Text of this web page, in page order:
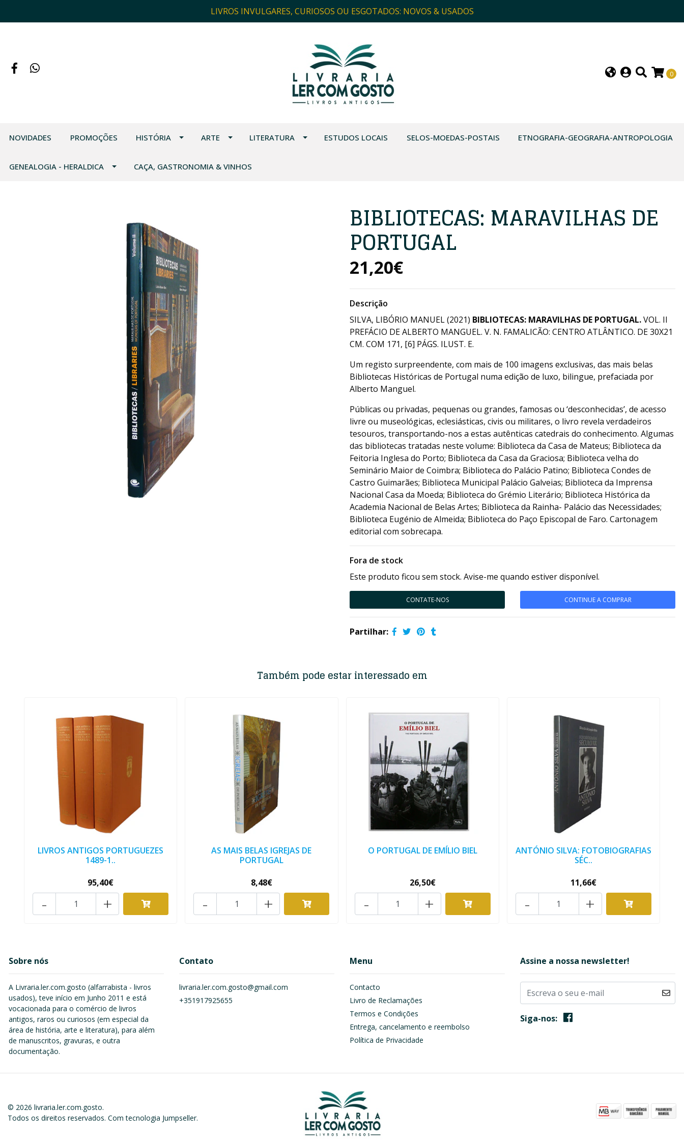
LIVROS INVULGARES, CURIOSOS OU ESGOTADOS: NOVOS & USADOS
0
NOVIDADES PROMOÇÕES HISTÓRIA ARTE LITERATURA ESTUDOS LOCAIS SELOS-MOEDAS-POSTAIS ETNOGRAFIA-GEOGRAFIA-ANTROPOLOGIA
GENEALOGIA - HERALDICA CAÇA, GASTRONOMIA & VINHOS
BIBLIOTECAS: MARAVILHAS DE
PORTUGAL
21,20€
Descrição
SILVA, LIBÓRIO MANUEL (2021) BIBLIOTECAS: MARAVILHAS DE PORTUGAL.VOL. II
PREFÁCIO DE ALBERTO MANGUEL. V. N. FAMALICÃO: CENTRO ATLÂNTICO. DE 30X21
CM. COM 171, [6] PÁGS. ILUST. E.
Um registo surpreendente, com mais de 100 imagens exclusivas, das mais belas
Bibliotecas Históricas de Portugal numa edição de luxo, bilingue, prefaciada por
Alberto Manguel.
Públicas ou privadas, pequenas ou grandes, famosas ou ‘desconhecidas’, de acesso
livre ou museológicas, eclesiásticas, civis ou militares, o livro revela verdadeiros
tesouros, transportando-nos a estas autênticas catedrais do conhecimento. Algumas
das bibliotecas tratadas neste volume: Biblioteca da Casa de Mateus; Biblioteca da
Feitoria Inglesa do Porto; Biblioteca da Casa da Graciosa; Biblioteca velha do
Seminário Maior de Coimbra; Biblioteca do Palácio Patino; Biblioteca Condes de
Castro Guimarães; Biblioteca Municipal Palácio Galveias; Biblioteca da Imprensa
Nacional Casa da Moeda; Biblioteca do Grémio Literário; Biblioteca Histórica da
Academia Nacional de Belas Artes; Biblioteca da Rainha- Palácio das Necessidades;
Biblioteca Eugénio de Almeida; Biblioteca do Paço Episcopal de Faro. Cartonagem
editorial com sobrecapa.
Fora de stock
Este produto ficou sem stock. Avise-me quando estiver disponível.
CONTATE-NOS CONTINUE A COMPRAR
Partilhar:
Também pode estar interessado em
LIVROS ANTIGOS PORTUGUEZES
1489-1..
95,40€
+
-
AS MAIS BELAS IGREJAS DE
PORTUGAL
8,48€
+
-
O PORTUGAL DE EMÍLIO BIEL
26,50€
+
-
ANTÓNIO SILVA: FOTOBIOGRAFIAS
SÉC..
11,66€
+
-
Sobre nós
A Livraria.ler.com.gosto (alfarrabista - livros
usados), teve início em Junho 2011 e está
vocacionada para o comércio de livros
antigos, raros ou curiosos (em especial da
área de história, arte e literatura), para além
de manuscritos, gravuras, e outra
documentação.
Contato
livraria.ler.com.gosto@gmail.com
+351917925655
Menu
Contacto
Livro de Reclamações
Termos e Condições
Entrega, cancelamento e reembolso
Política de Privacidade
Assine a nossa newsletter!
Siga-nos:
© 2026 livraria.ler.com.gosto.
Todos os direitos reservados. Com tecnologia Jumpseller.